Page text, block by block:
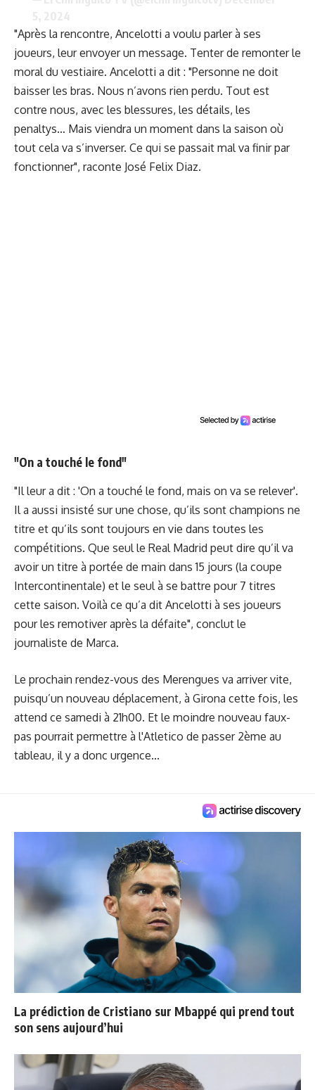
"Après la rencontre, Ancelotti a voulu parler à ses
joueurs, leur envoyer un message. Tenter de remonter le
moral du vestiaire. Ancelotti a dit : "Personne ne doit
baisser les bras. Nous n’avons rien perdu. Tout est
contre nous, avec les blessures, les détails, les
penaltys… Mais viendra un moment dans la saison où
tout cela va s’inverser. Ce qui se passait mal va finir par
fonctionner", raconte José Felix Diaz.
"On a touché le fond"
"Il leur a dit : 'On a touché le fond, mais on va se relever'.
Il a aussi insisté sur une chose, qu’ils sont champions ne
titre et qu’ils sont toujours en vie dans toutes les
compétitions. Que seul le Real Madrid peut dire qu’il va
avoir un titre à portée de main dans 15 jours (la coupe
Intercontinentale) et le seul à se battre pour 7 titres
cette saison. Voilà ce qu’a dit Ancelotti à ses joueurs
pour les remotiver après la défaite", conclut le
journaliste de Marca.
Le prochain rendez-vous des Merengues va arriver vite,
puisqu’un nouveau déplacement, à Girona cette fois, les
attend ce samedi à 21h00. Et le moindre nouveau faux-
pas pourrait permettre à l'Atletico de passer 2ème au
tableau, il y a donc urgence...
La prédiction de Cristiano sur Mbappé qui prend tout
son sens aujourd’hui